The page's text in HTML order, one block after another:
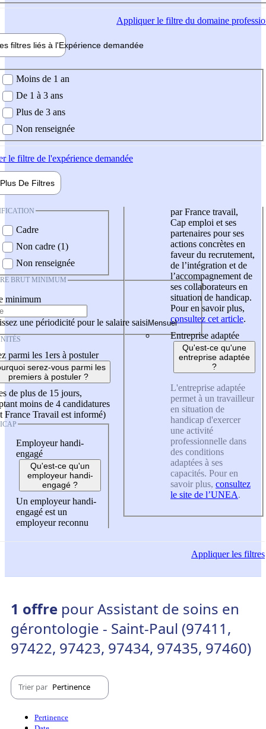
Appliquerle filtre du domaine
filtres liés à l'Expérience demandée
demandée
Moins de 1 an
De 1 à 3 ans
Plus de 3 ans
Non renseignée
le filtre de l'expérience demandée
Plus De Filtres
Cadre
Non cadre (1)
Non renseignée
BRUT MINIMUM
minimum
une périodicité pour le salaire saisi
parmi les 1ers à postuler
serez-vous parmi les
premiers à postuler ?
de plus de 15 jours,
moins de 4 candidatures
France Travail est informé)
Employeur handi-
engagé
Qu'est-ce qu'un
employeur handi-
engagé ?
Un employeur handi-
engagé est un
employeur reconnu
par France travail,
Cap emploi et ses
partenaires pour ses
actions concrètes en
faveur du recrutement,
de l’intégration et de
l’accompagnement de
ses collaborateurs en
situation de handicap.
Pour en savoir plus,
consultez cet article.
Entreprise adaptée
Qu'est-ce qu'une
entreprise adaptée
?
L'entreprise adaptée
permet à un travailleur
en situation de
handicap d'exercer
une activité
professionnelle dans
des conditions
adaptées à ses
capacités. Pour en
savoir plus, consultez
le site de l’UNEA.
Appliquerles filtres
1 offre pour Assistant de soins en
gérontologie - Saint-Paul (97411,
97422, 97423, 97434, 97435, 97460)
Trier par Pertinence
Pertinence